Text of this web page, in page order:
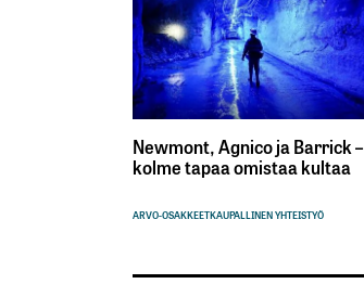
Newmont, Agnico ja Barrick –
kolme tapaa omistaa kultaa
ARVO-OSAKKEETKAUPALLINEN YHTEISTYÖ